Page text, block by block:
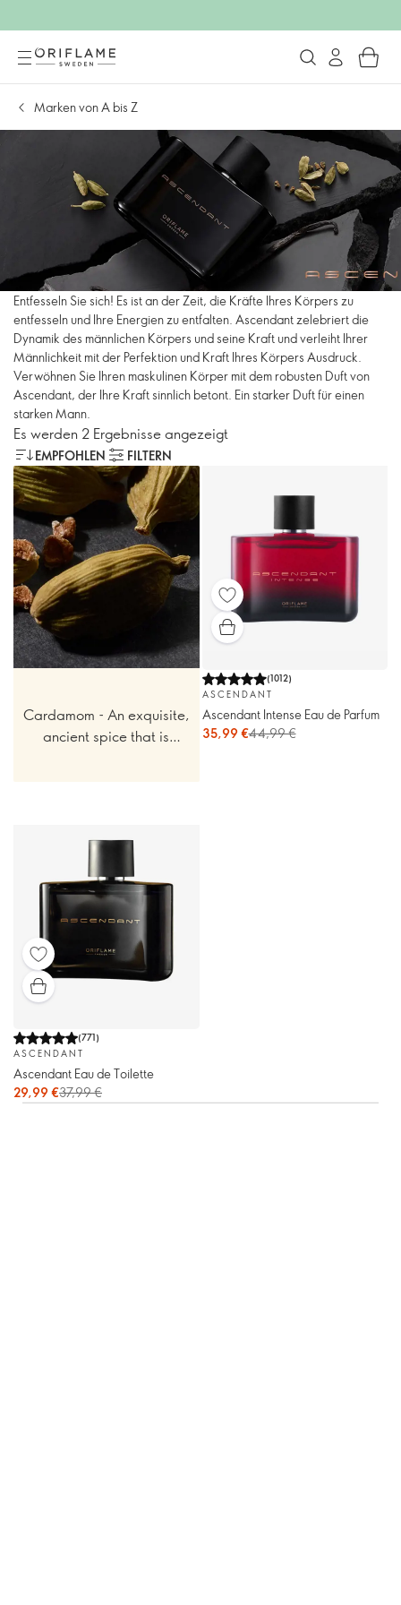
Marken von A bis Z
Entfesseln Sie sich! Es ist an der Zeit, die Kräfte Ihres Körpers zu
entfesseln und Ihre Energien zu entfalten. Ascendant zelebriert die
Dynamik des männlichen Körpers und seine Kraft und verleiht Ihrer
Männlichkeit mit der Perfektion und Kraft Ihres Körpers Ausdruck.
Verwöhnen Sie Ihren maskulinen Körper mit dem robusten Duft von
Ascendant, der Ihre Kraft sinnlich betont. Ein starker Duft für einen
starken Mann.
Es werden 2 Ergebnisse angezeigt
EMPFOHLEN FILTERN
Cardamom - An exquisite,
ancient spice that is
(1012)
ASCENDANT
Ascendant Intense Eau de Parfum
35,99 €44,99 €
(771)
ASCENDANT
Ascendant Eau de Toilette
29,99 €37,99 €